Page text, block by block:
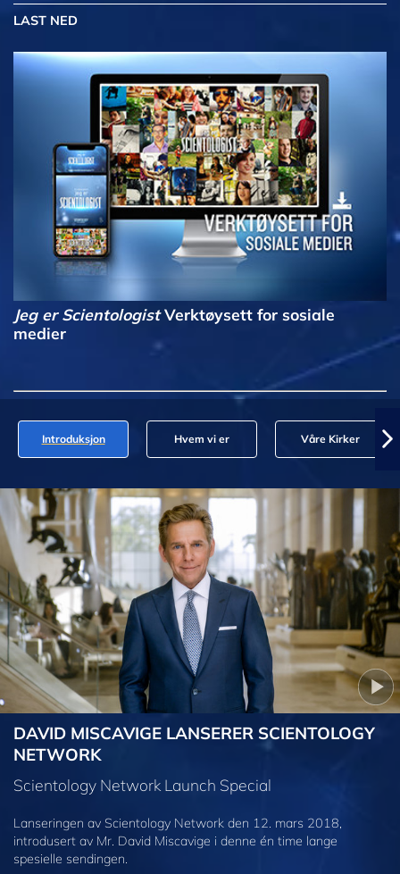
LAST NED
Jeg er ScientologistVerktøysett for sosiale
medier
Introduksjon Hvem vi er Våre Kirker
DAVID MISCAVIGE LANSERER SCIENTOLOGY
NETWORK
Scientology Network Launch Special
Lanseringen av Scientology Network den 12. mars 2018,
introdusert av Mr. David Miscavige i denne én time lange
spesielle sendingen.